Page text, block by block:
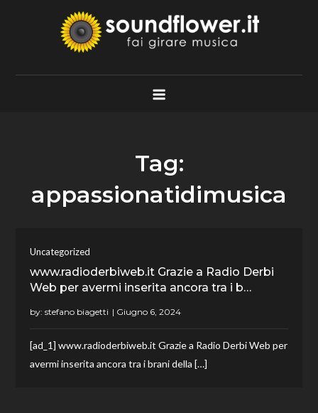
Soundflower.it
Fai Girare Musica
Tag:
appassionatidimusica
Uncategorized
www.radioderbiweb.it Grazie a Radio Derbi
Web per avermi inserita ancora tra i b…
by:stefano biagetti
[ad_1] www.radioderbiweb.it Grazie a Radio Derbi Web per
avermi inserita ancora tra i brani della […]